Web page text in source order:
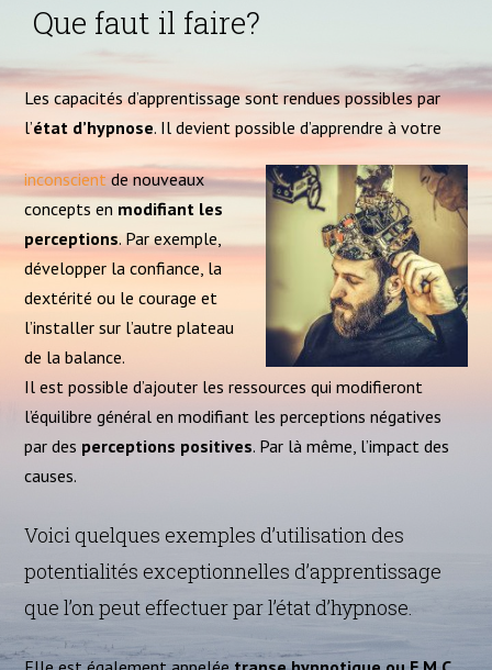
Que faut il faire?
Les capacités d’apprentissage sont rendues possibles par
l’état d’hypnose. Il devient possible d’apprendre à votre
inconscient de nouveaux
concepts en modifiant les
perceptions. Par exemple,
développer la confiance, la
dextérité ou le courage et
l’installer sur l’autre plateau
de la balance.
Il est possible d’ajouter les ressources qui modifieront
l’équilibre général en modifiant les perceptions négatives
par des perceptions positives. Par là même, l’impact des
causes.
Voici quelques exemples d’utilisation des
potentialités exceptionnelles d’apprentissage
que l’on peut effectuer par l’état d’hypnose.